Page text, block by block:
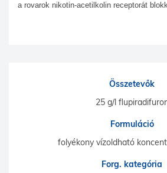
a rovarok nikotin-acetilkolin receptorát
Összetevők
25 g/l
Formuláció
folyékony vízoldható
Forg. kategória